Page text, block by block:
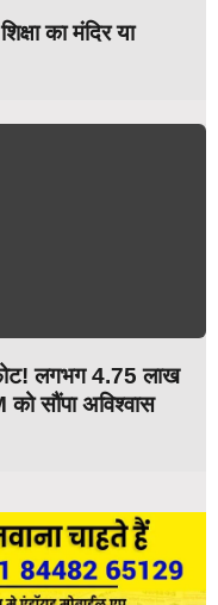
का मंदिर या
लगभग 4.75 लाख
सौंपा अविश्वास